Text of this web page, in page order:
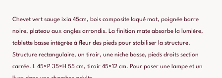
Chevet vert sauge ixia 45cm, bois composite laqué mat, poignée barre
noire, plateau aux angles arrondis. La finition mate absorbe la lumière,
tablette basse intégrée à fleur des pieds pour stabiliser la structure.
Structure rectangulaire, un tiroir, une niche basse, pieds droits section
carrée. L 45×P 35×H 55 cm, tiroir 45×12 cm. Pour poser une lampe et un